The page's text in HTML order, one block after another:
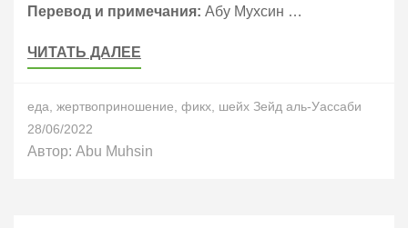
Перевод и примечания: Абу Мухсин …
ЧИТАТЬ ДАЛЕЕ
еда жертвоприношение фикх шейх Зейд аль-Уассаби
28/06/2022
Автор: Abu Muhsin